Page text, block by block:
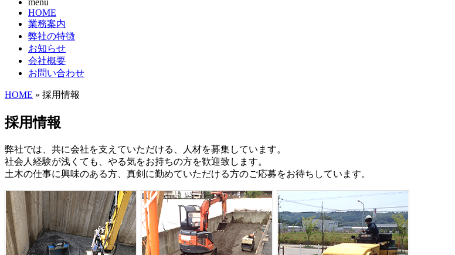
HOME
業務案内
弊社の特徴
お知らせ
会社概要
お問い合わせ
HOME » 採用情報
採用情報
弊社では、共に会社を支えていただける、人材を募集しています。
社会人経験が浅くても、やる気をお持ちの方を歓迎致します。
土木の仕事に興味のある方、真剣に勤めていただける方のご応募をお待ちしています。